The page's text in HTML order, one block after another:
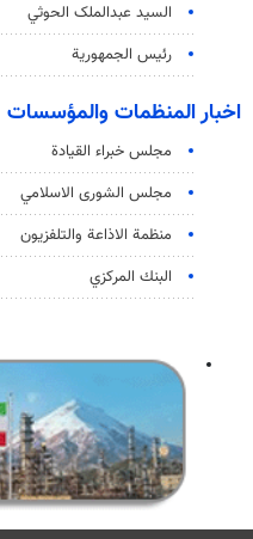
السید عبدالملک الحوثي
رئيس الجمهورية
اخبار المنظمات والمؤسسات
مجلس خبراء القيادة
مجلس الشورى الاسلامي
منظمة الاذاعة والتلفزیون
البنك المركزي